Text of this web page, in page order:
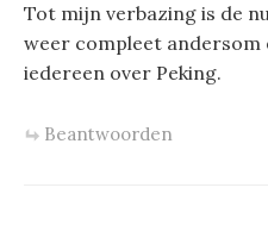
Tot mijn verbazing is de
weer compleet
iedereen over Peking.
Beantwoorden